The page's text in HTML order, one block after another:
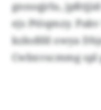
gnnsqjrlu,
ejs Ptöqmzy.
kzksßfd owya
Cwbxvscmmg